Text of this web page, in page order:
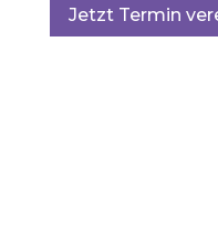
Jetzt Termin